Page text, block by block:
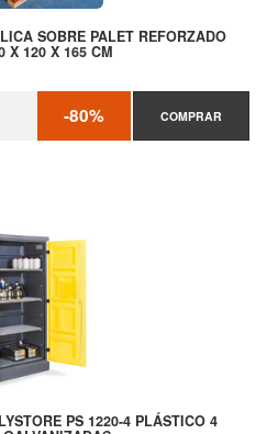
SOBRE PALET REFORZADO
X 120 X 165 CM
-80% COMPRAR
PS 1220-4 PLÁSTICO 4